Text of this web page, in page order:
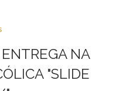
NA
"SLIDE